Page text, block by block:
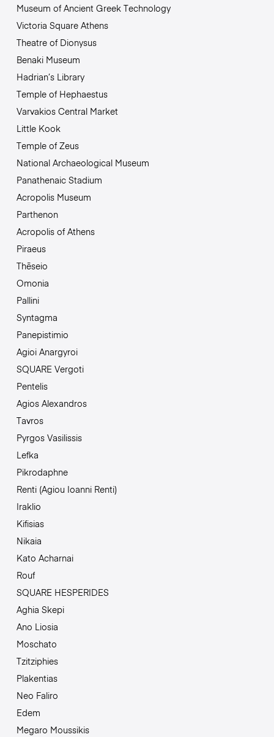
Museum of Ancient Greek Technology
Victoria Square Athens
Theatre of Dionysus
Benaki Museum
Hadrian’s Library
Temple of Hephaestus
Varvakios Central Market
Little Kook
Temple of Zeus
National Archaeological Museum
Panathenaic Stadium
Acropolis Museum
Parthenon
Acropolis of Athens
Piraeus
Thēseio
Omonia
Pallini
Syntagma
Panepistimio
Agioi Anargyroi
SQUARE Vergoti
Pentelis
Agios Alexandros
Tavros
Pyrgos Vasilissis
Lefka
Pikrodaphne
Renti (Agiou Ioanni Renti)
Iraklio
Kifisias
Nikaia
Kato Acharnai
Rouf
SQUARE HESPERIDES
Aghia Skepi
Ano Liosia
Moschato
Tzitziphies
Plakentias
Neo Faliro
Edem
Megaro Moussikis